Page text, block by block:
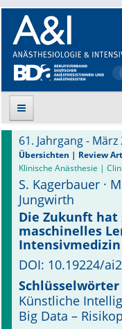
Suche
Aktuelle Ausgabe
Leitlinien
Archiv
Supplements
61. Jahrgang - März
Übersichten | Review
Klinische Anästhesie |
S. Kagerbauer ·
Jungwirth
Die Zukunft hat
maschinelles
DOI: 10.19224/
Schlüsselwörter
Künstliche
Big Data –